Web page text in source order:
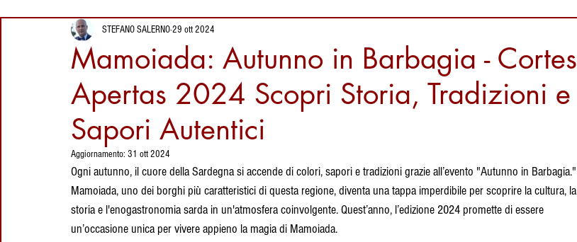
Segreti del
Coltello Sardo
Tradizionale
17 ore fa
Luoghi da visitare
in Sardegna: Sa
Giara Manna,
l'altopiano dei
cavallini selvatici
3 giorni fa
Su Coccu Sardo:
Storia, Leggenda
e Significato
dell’Amuleto della
Sardegna
Ricette della Sardegna Vini della Sardegna
Proverbi Sardi Eventi in Sardegna Dolci Sardi Ambiente da salvaguardare
Luoghi della Sardegna Artigianato Sardo
Liquori vacanze in sardegna cultura tradizioni
Mamoiada: Autunno in Barbagia - Cortes
Apertas 2024 Scopri Storia, Tradizioni e
Sapori Autentici
STEFANO SALERNO29 ott 2024
Aggiornamento: 31 ott 2024
Ogni autunno, il cuore della Sardegna si accende di colori, sapori e tradizioni grazie all’evento "Autunno in Barbagia."
Mamoiada, uno dei borghi più caratteristici di questa regione, diventa una tappa imperdibile per scoprire la cultura, la
storia e l'enogastronomia sarda in un'atmosfera coinvolgente. Quest’anno, l’edizione 2024 promette di essere
un’occasione unica per vivere appieno la magia di Mamoiada.